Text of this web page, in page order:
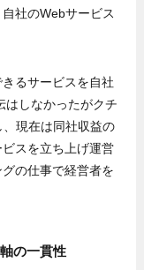
社のWebサービス
るサービスを自社
はしなかったがクチ
現在は同社収益の
スを立ち上げ運営
の仕事で経営者を
の一貫性